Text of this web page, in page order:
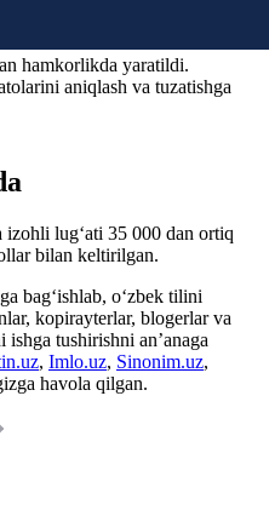
hamkorlikda yaratildi.
aniqlash va tuzatishga
lug‘ati 35 000 dan ortiq
bilan keltirilgan.
bag‘ishlab, o‘zbek tilini
kopirayterlar, blogerlar va
tushirishni an’anaga
, Imlo.uz, Sinonim.uz,
havola qilgan.